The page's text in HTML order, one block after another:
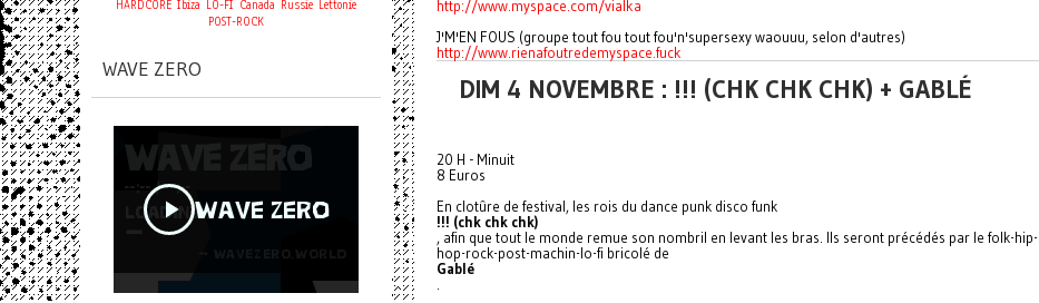
http://www.myspace.com/vialka
J'M'EN FOUS (groupe tout fou tout fou'n'supersexy waouuu, selon d'autres)
http://www.rienafoutredemyspace.fuck
DIM 4 NOVEMBRE : !!! (CHK CHK CHK) + GABLÉ
20 H - Minuit
8 Euros
En clotûre de festival, les rois du dance punk disco funk
!!! (chk chk chk)
, afin que tout le monde remue son nombril en levant les bras. Ils seront précédés par le folk-hip-
hop-rock-post-machin-lo-fi bricolé de
Gablé
HARDCORE Ibiza LO-FI Canada Russie Lettonie
POST-ROCK
WAVE ZERO